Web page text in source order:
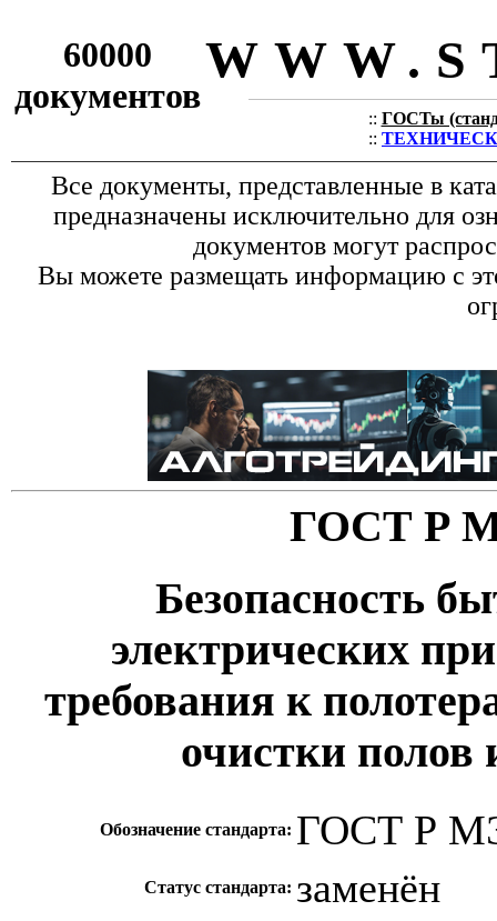
60000
документов
:: ГОСТы
::
Все документы, представленные в
предназначены исключительно для
документов могут
Вы можете размещать информацию с
ГОСТ Р
Безопасность
электрических
требования к
очистки
Обозначение стандарта: ГОСТ Р
Статус стандарта: заменён